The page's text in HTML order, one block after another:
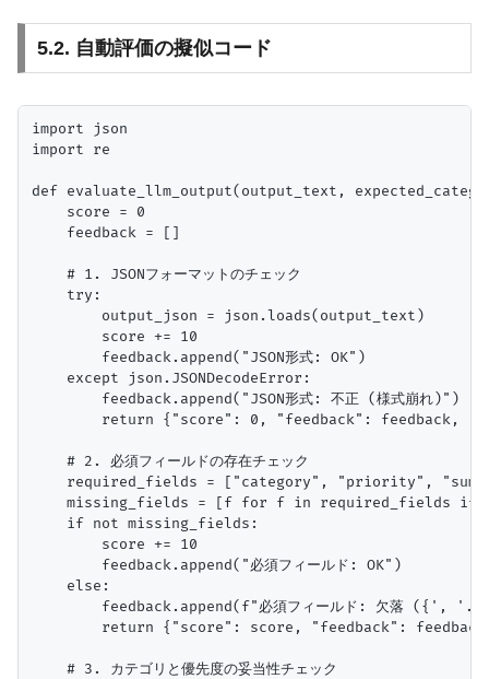
5.2. 自動評価の擬似コード
import json
import re
def evaluate_llm_output(output_text,
    score = 0
    feedback = []
    # 1. JSONフォーマットのチェック
    try:
        output_json = json.loads(output_text)
        score += 10
        feedback.append("JSON形式: OK")
    except json.JSONDecodeError:
        feedback.append("JSON形式: 不正 (様式崩れ)")
return {"score": 0, "feedback": feedback,
    # 2. 必須フィールドの存在チェック
required_fields = ["category", "priority",
missing_fields = [f for f in required_fields if
    if not missing_fields:
        score += 10
        feedback.append("必須フィールド: OK")
    else:
feedback.append(f"必須フィールド: 欠落 ({',
return {"score": score, "feedback":
    # 3. カテゴリと優先度の妥当性チェック